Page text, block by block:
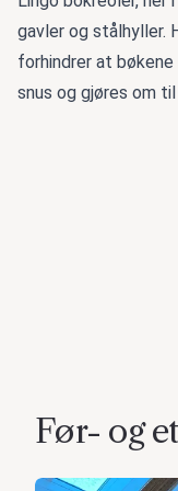
gavler og stålhyller.
forhindrer at
snus og gjøres om
Før- og